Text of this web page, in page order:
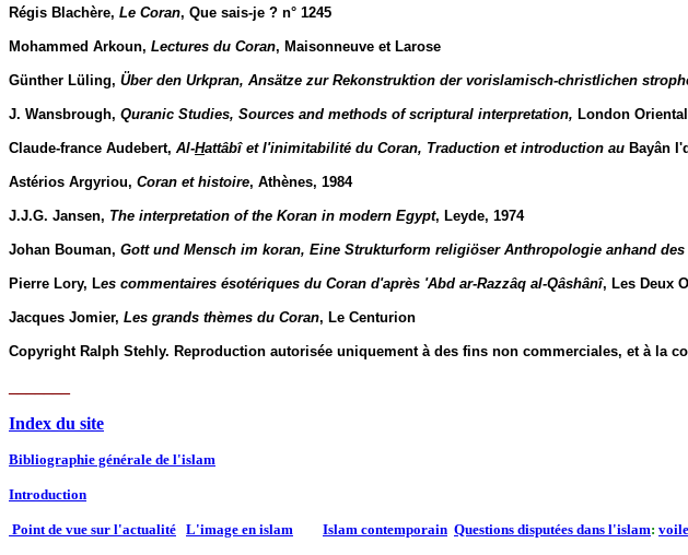
Régis Blachère, Le Coran, Que sais-je ? n° 1245
Mohammed Arkoun, Lectures du Coran, Maisonneuve et Larose
Günther Lüling, Über den Urkpran, Ansätze zur Rekonstruktion der vorislamisch-christlichen
J. Wansbrough, Quranic Studies, Sources and methods of scriptural interpretation, London
Claude-france Audebert, Al-Hattâbî et l'inimitabilité du Coran, Traduction et introduction au Bayân
Astérios Argyriou, Coran et histoire, Athènes, 1984
J.J.G. Jansen, The interpretation of the Koran in modern Egypt, Leyde, 1974
Johan Bouman, Gott und Mensch im koran, Eine Strukturform religiöser Anthropologie anhand
Pierre Lory, Les commentaires ésotériques du Coran d'après 'Abd ar-Razzâq al-Qâshânî, Les Deux
Jacques Jomier, Les grands thèmes du Coran, Le Centurion
Copyright Ralph Stehly. Reproduction autorisée uniquement à des fins non commerciales, et à la
Index du site
Bibliographie générale de l'islam
Introduction
Point de vue sur l'actualité L'image en islam Islam contemporain Questions disputées dans l'islam: voile